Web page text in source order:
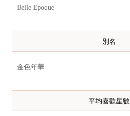
Belle Epoque
別名
金色年華
平均喜歡星數